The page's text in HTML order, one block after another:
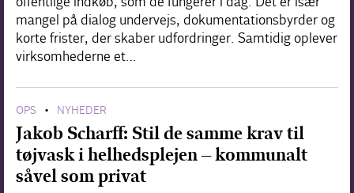
mangel på dialog undervejs, dokumentationsbyrder og
korte frister, der skaber udfordringer. Samtidig oplever
virksomhederne et…
OPS • NYHEDER
Jakob Scharff: Stil de samme krav til
tøjvask i helhedsplejen – kommunalt
såvel som privat